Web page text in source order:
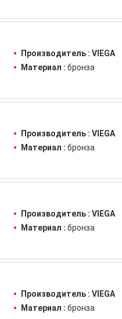
Производитель : VIEGA
Материал : бронза
Производитель : VIEGA
Материал : бронза
Производитель : VIEGA
Материал : бронза
Производитель : VIEGA
Материал : бронза